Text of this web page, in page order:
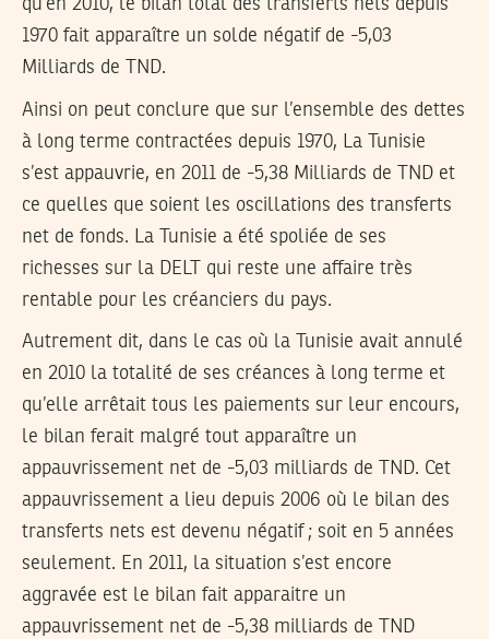
qu’en 2010, le bilan total des transferts nets depuis
1970 fait apparaître un solde négatif de -5,03
Milliards de TND.
Ainsi on peut conclure que sur l’ensemble des dettes
à long terme contractées depuis 1970, La Tunisie
s’est appauvrie, en 2011 de -5,38 Milliards de TND et
ce quelles que soient les oscillations des transferts
net de fonds. La Tunisie a été spoliée de ses
richesses sur la DELT qui reste une affaire très
rentable pour les créanciers du pays.
Autrement dit, dans le cas où la Tunisie avait annulé
en 2010 la totalité de ses créances à long terme et
qu’elle arrêtait tous les paiements sur leur encours,
le bilan ferait malgré tout apparaître un
appauvrissement net de -5,03 milliards de TND. Cet
appauvrissement a lieu depuis 2006 où le bilan des
transferts nets est devenu négatif ; soit en 5 années
seulement. En 2011, la situation s’est encore
aggravée est le bilan fait apparaitre un
appauvrissement net de -5,38 milliards de TND